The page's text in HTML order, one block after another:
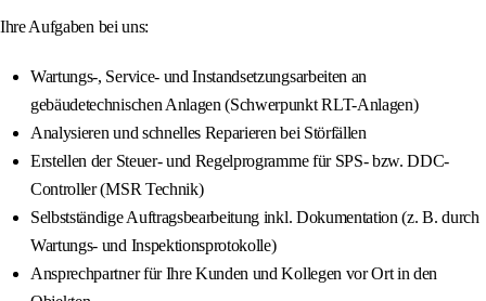
Ihre Aufgaben bei uns:
Wartungs-, Service- und Instandsetzungsarbeiten an
gebäudetechnischen Anlagen (Schwerpunkt RLT-Anlagen)
Analysieren und schnelles Reparieren bei Störfällen
Erstellen der Steuer- und Regelprogramme für SPS- bzw. DDC-
Controller (MSR Technik)
Selbstständige Auftragsbearbeitung inkl. Dokumentation (z. B. durch
Wartungs- und Inspektionsprotokolle)
Ansprechpartner für Ihre Kunden und Kollegen vor Ort in den